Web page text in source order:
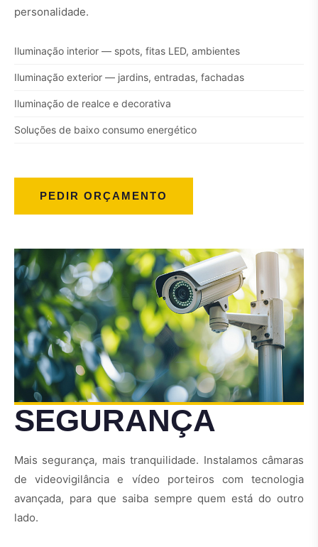
personalidade.
Iluminação interior — spots, fitas LED, ambientes
Iluminação exterior — jardins, entradas, fachadas
Iluminação de realce e decorativa
Soluções de baixo consumo energético
PEDIR ORÇAMENTO
SEGURANÇA
Mais segurança, mais tranquilidade. Instalamos câmaras
de videovigilância e vídeo porteiros com tecnologia
avançada, para que saiba sempre quem está do outro
lado.